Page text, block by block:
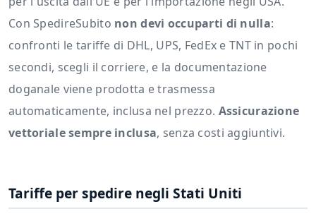
Con SpedireSubito non devi occuparti di nulla:
confronti le tariffe di DHL, UPS, FedEx e TNT in pochi
secondi, scegli il corriere, e la documentazione
doganale viene prodotta e trasmessa
automaticamente, inclusa nel prezzo. Assicurazione
vettoriale sempre inclusa, senza costi aggiuntivi.
Tariffe per spedire negli Stati Uniti